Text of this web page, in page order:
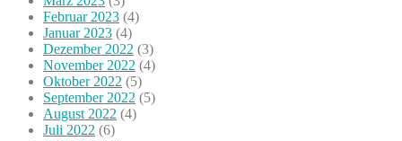
Februar 2023 (4)
Januar 2023 (4)
Dezember 2022 (3)
November 2022 (4)
Oktober 2022 (5)
September 2022 (5)
August 2022 (4)
Juli 2022 (6)